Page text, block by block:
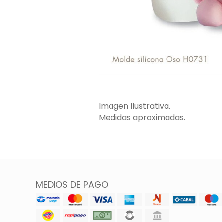
Imagen Ilustrativa.
Medidas aproximadas.
MEDIOS DE PAGO